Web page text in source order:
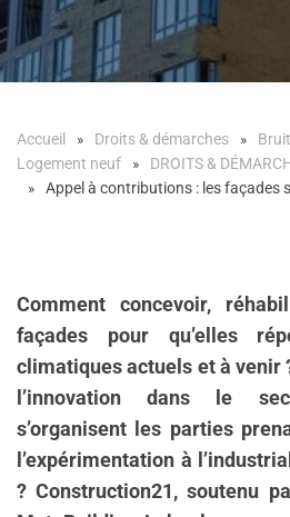
Accueil Droits & démarches
Logement neuf
DROITS &
Appel à contributions : les façades
Comment concevoir,
façades pour qu’elles
climatiques actuels et à venir
l’innovation dans le
s’organisent les parties
l’expérimentation à
? Construction21, soutenu